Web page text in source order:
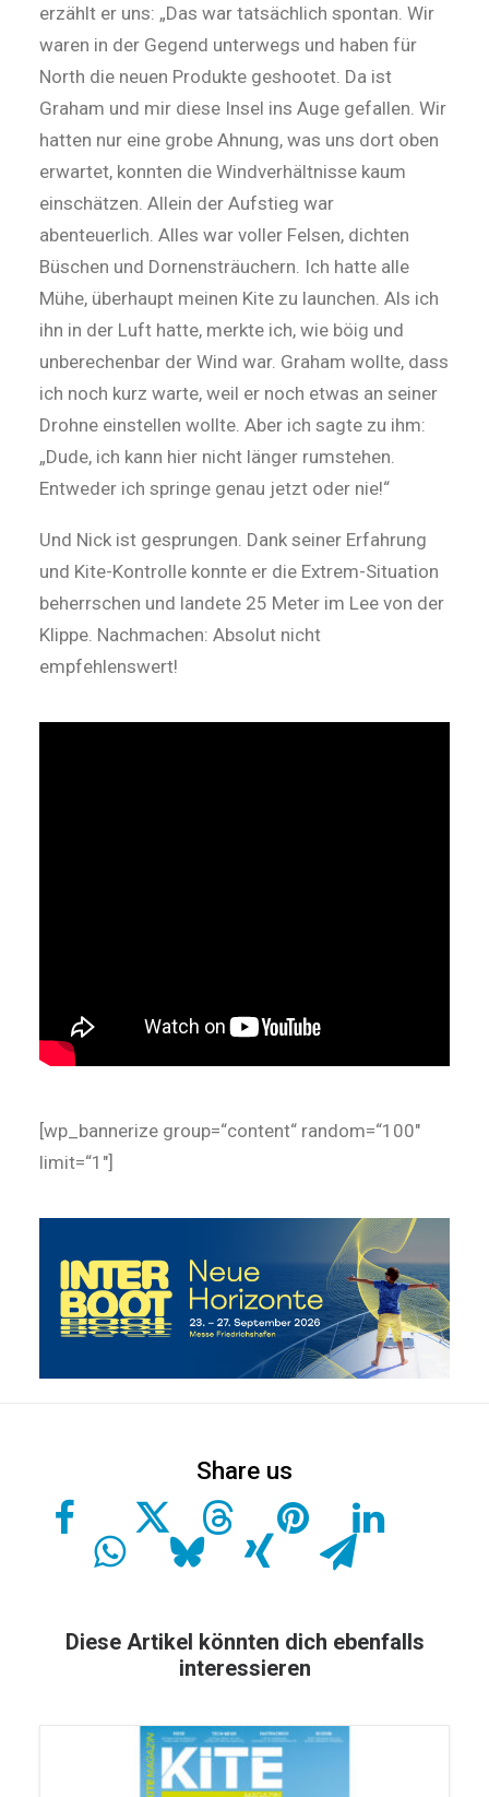
erzählt er uns: „Das war tatsächlich spontan. Wir
waren in der Gegend unterwegs und haben für
North die neuen Produkte geshootet. Da ist
Graham und mir diese Insel ins Auge gefallen. Wir
hatten nur eine grobe Ahnung, was uns dort oben
erwartet, konnten die Windverhältnisse kaum
einschätzen. Allein der Aufstieg war
abenteuerlich. Alles war voller Felsen, dichten
Büschen und Dornensträuchern. Ich hatte alle
Mühe, überhaupt meinen Kite zu launchen. Als ich
ihn in der Luft hatte, merkte ich, wie böig und
unberechenbar der Wind war. Graham wollte, dass
ich noch kurz warte, weil er noch etwas an seiner
Drohne einstellen wollte. Aber ich sagte zu ihm:
„Dude, ich kann hier nicht länger rumstehen.
Entweder ich springe genau jetzt oder nie!“
Und Nick ist gesprungen. Dank seiner Erfahrung
und Kite-Kontrolle konnte er die Extrem-Situation
beherrschen und landete 25 Meter im Lee von der
Klippe. Nachmachen: Absolut nicht
empfehlenswert!
[wp_bannerize group=“content“ random=“100″
limit=“1″]
Diese Artikel könnten dich ebenfalls
interessieren